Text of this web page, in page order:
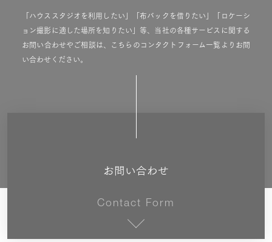
「ハウススタジオを利用したい」「布バックを借りたい」「ロケーシ
ョン撮影に適した場所を知りたい」等、当社の各種サービスに関する
お問い合わせやご相談は、こちらのコンタクトフォーム一覧よりお問
い合わせください。
お問い合わせ
Contact Form